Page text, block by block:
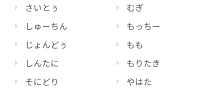
さいとぅ
しゅーちん
じょんどぅ
しんたに
そにどり
むぎ
もっちー
もも
もりたき
やはた